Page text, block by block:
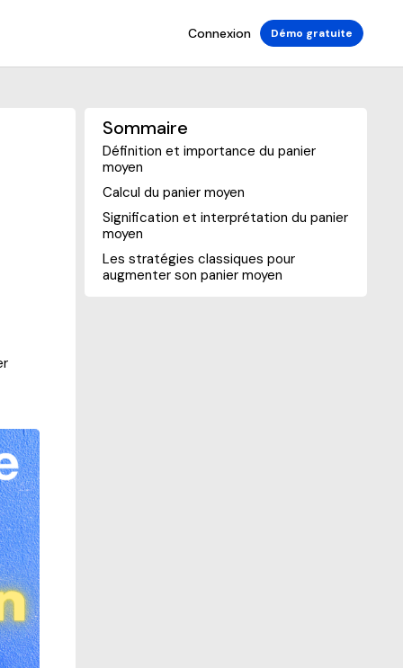
Connexion Démo gratuite
Sommaire
Définition et importance du panier
moyen
Calcul du panier moyen
Signification et interprétation du panier
moyen
Les stratégies classiques pour
augmenter son panier moyen